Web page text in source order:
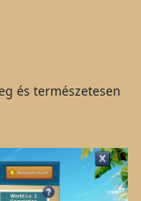
és természetesen